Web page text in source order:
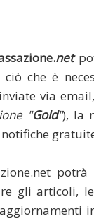
net
ciò che è
inviate via
"Gold"), la
gli articoli,